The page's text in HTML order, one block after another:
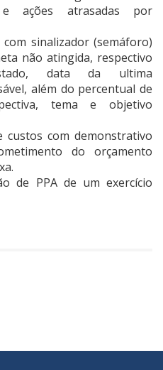
e ações atrasadas por
sinalizador (semáforo)
não atingida, respectivo
data da ultima
além do percentual de
tema e objetivo
custos com demonstrativo
do orçamento
de PPA de um exercício